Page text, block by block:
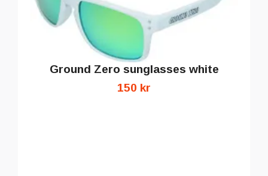
Ground Zero sunglasses white
150 kr